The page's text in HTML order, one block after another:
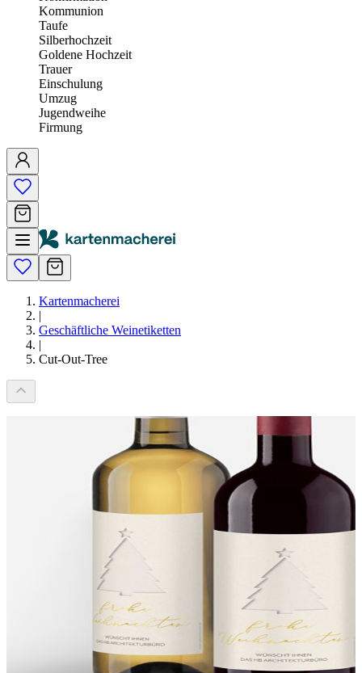
Kommunion
Taufe
Silberhochzeit
Goldene Hochzeit
Trauer
Einschulung
Umzug
Jugendweihe
Firmung
Kartenmacherei
|
Geschäftliche Weinetiketten
|
Cut-Out-Tree